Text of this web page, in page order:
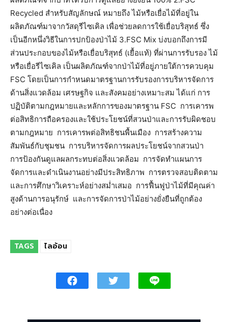
Recycled สำหรับสัญลักษณ์ หมายถึง ไม้หรือเยื่อไม้ที่อยู่ใน
ผลิตภัณฑ์มาจากวัสดุรีไซเคิล เพื่อช่วยลดการใช้เยื่อบริสุทธ์ ซึ่ง
เป็นอีกหนึ่งวิธีในการปกป้องป่าไม้ 3.FSC Mix บ่งบอกถึงการมี
ส่วนประกอบของไม้หรือเยื่อบริสุทธ์ (เยื้อแท้) ที่ผ่านการรับรอง ไม้
หรือเยื่อรีไซเคิล เป็นผลิตภัณฑ์จากป่าไม้ที่อยู่ภายใต้การควบคุม
FSC โดยเป็นการกำหนดมาตรฐานการรับรองการบริหารจัดการ
ด้านสิ่งแวดล้อม เศรษฐกิจ และสังคมอย่างเหมาะสม ได้แก่ การ
ปฏิบัติตามกฎหมายและหลักการของมาตรฐาน FSC การเคารพ
ต่อสิทธิการถือครองและใช้ประโยชน์ที่สวนป่าและการรับผิดชอบ
ตามกฎหมาย การเคารพต่อสิทธิชนพื้นเมือง การสร้างความ
สัมพันธ์กับชุมชน การบริหารจัดการผลประโยชน์จากสวนป่า
การป้องกันดูแลผลกระทบต่อสิ่งแวดล้อม การจัดทำแผนการ
จัดการและดำเนินงานอย่างมีประสิทธิภาพ การตรวจสอบติดตาม
และการศึกษาวิเคราะห์อย่างสม่ำเสมอ การฟื้นฟูป่าไม้ที่มีคุณค่า
สูงด้านการอนุรักษ์ และการจัดการป่าไม้อย่างยั่งยืนที่ถูกต้อง
อย่างต่อเนื่อง
TAGS ไลอ้อน